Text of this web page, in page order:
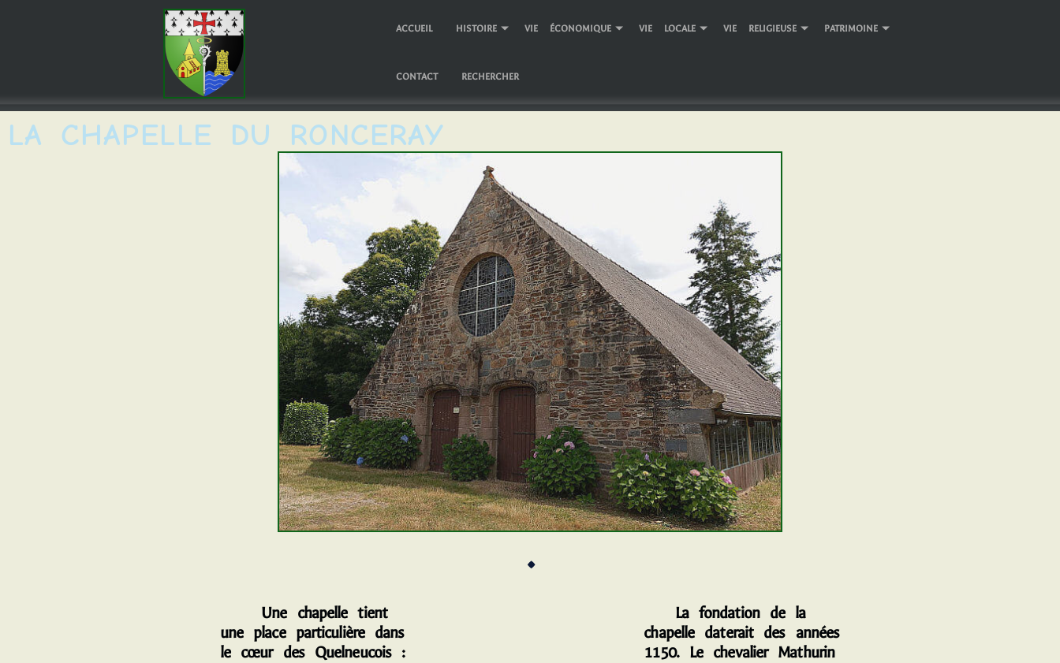
ACCUEIL HISTOIRE VIE ÉCONOMIQUE VIE LOCALE VIE RELIGIEUSE PATRIMOINE
CONTACT RECHERCHER
LA CHAPELLE DU RONCERAY
.
Une chapelle tient
une place particulière dans
le cœur des Quelneucois :
La fondation de la
chapelle daterait des années
1150. Le chevalier Mathurin